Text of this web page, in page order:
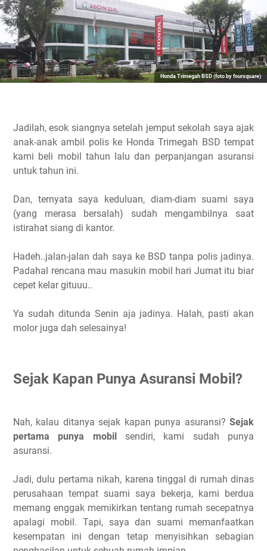
Honda Trimegah BSD (foto by foursquare)
Jadilah, esok siangnya setelah jemput sekolah saya ajak
anak-anak ambil polis ke Honda Trimegah BSD tempat
kami beli mobil tahun lalu dan perpanjangan asuransi
untuk tahun ini.
Dan, ternyata saya keduluan, diam-diam suami saya
(yang merasa bersalah) sudah mengambilnya saat
istirahat siang di kantor.
Hadeh..jalan-jalan dah saya ke BSD tanpa polis jadinya.
Padahal rencana mau masukin mobil hari Jumat itu biar
cepet kelar gituuu..
Ya sudah ditunda Senin aja jadinya. Halah, pasti akan
molor juga dah selesainya!
Sejak Kapan Punya Asuransi Mobil?
Nah, kalau ditanya sejak kapan punya asuransi? Sejak
pertama punya mobil sendiri, kami sudah punya
asuransi.
Jadi, dulu pertama nikah, karena tinggal di rumah dinas
perusahaan tempat suami saya bekerja, kami berdua
memang enggak memikirkan tentang rumah secepatnya
apalagi mobil. Tapi, saya dan suami memanfaatkan
kesempatan ini dengan tetap menyisihkan sebagian